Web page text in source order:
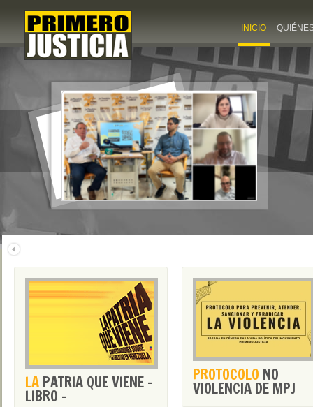
INICIO
LA PATRIA QUE VIENE -
LIBRO -
PROTOCOLO NO
VIOLENCIA DE MPJ